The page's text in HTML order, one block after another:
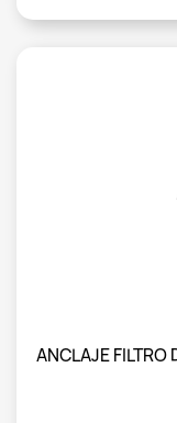
ANCLAJE FILTRO